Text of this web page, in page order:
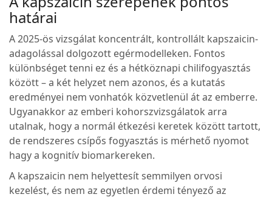
határai
A 2025-ös vizsgálat koncentrált, kontrollált kapszaicin-
adagolással dolgozott egérmodelleken. Fontos
különbséget tenni ez és a hétköznapi chilifogyasztás
között – a két helyzet nem azonos, és a kutatás
eredményei nem vonhatók közvetlenül át az emberre.
Ugyanakkor az emberi kohorszvizsgálatok arra
utalnak, hogy a normál étkezési keretek között tartott,
de rendszeres csípős fogyasztás is mérhető nyomot
hagy a kognitív biomarkereken.
A kapszaicin nem helyettesít semmilyen orvosi
kezelést, és nem az egyetlen érdemi tényező az